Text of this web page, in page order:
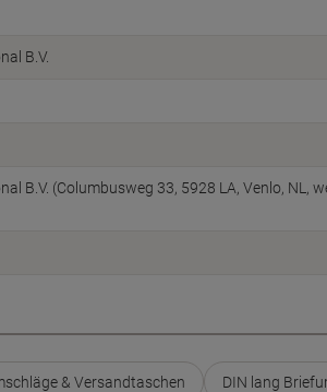
B.V.
B.V. (Columbusweg 33, 5928 LA, Venlo,
& Versandtaschen DIN lang